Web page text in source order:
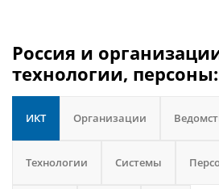
Россия и
технологии, персоны:
ИКТ Организации
Технологии Системы